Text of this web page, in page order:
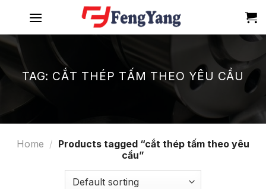
content
TAG: CẮT THÉP TẤM THEO YÊU CẦU
Home / Products tagged “cắt thép tấm theo yêu
cầu”